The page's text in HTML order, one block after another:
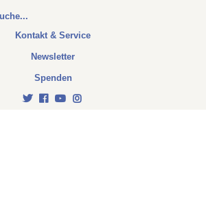
Kontakt & Service
Newsletter
Spenden